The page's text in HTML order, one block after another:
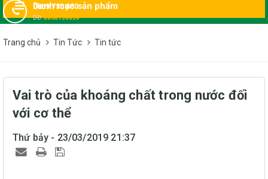
0869 750 850
DĐ:0868750850
Danh mục sản phẩm
Trang chủ Tin Tức Tin tức
Vai trò của khoáng chất trong nước đối
với cơ thể
Thứ bảy - 23/03/2019 21:37